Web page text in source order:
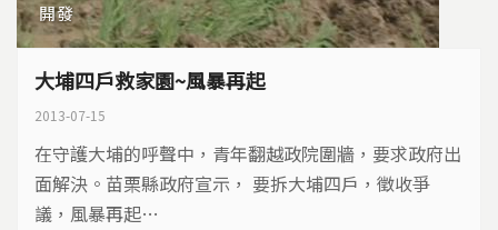
開發
大埔四戶救家園~風暴再起
2013-07-15
在守護大埔的呼聲中，青年翻越政院圍牆，要求政府出
面解決。苗栗縣政府宣示， 要拆大埔四戶，徵收爭
議，風暴再起…